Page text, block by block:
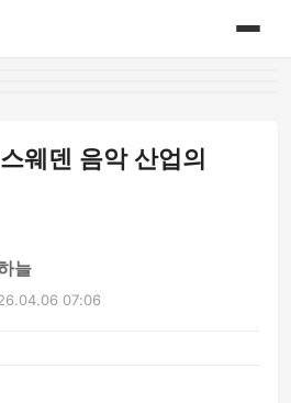
웨덴 음악 산업의
늘
07:06